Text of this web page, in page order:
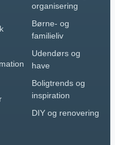
organisering
Børne- og
familieliv
Udendørs og
have
Boligtrends og
inspiration
DIY og renovering